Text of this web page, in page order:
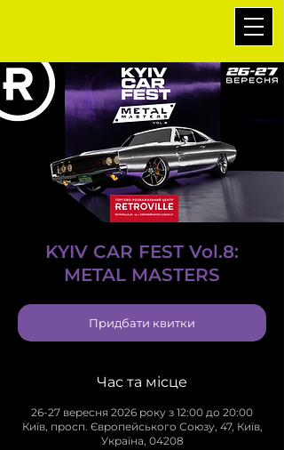
KYIV CAR FEST Vol.8:
METAL MASTERS
Придбати квитки
Час та місце
26-27 вересня 2026 року з 12:00 до 20:00
Київ, просп. Європейського Союзу, 47, Київ,
Україна, 04208